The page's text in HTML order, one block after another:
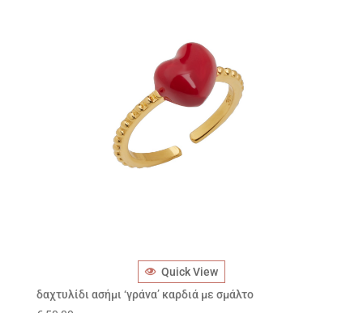
Quick View
δαχτυλίδι ασήμι ‘γράνα’ καρδιά με σμάλτο